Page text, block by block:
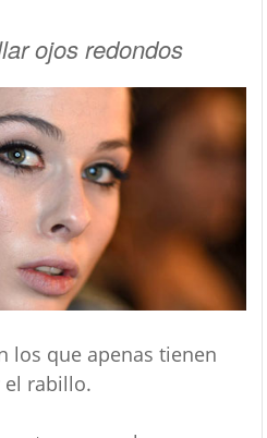
ojos redondos
los que apenas tienen
el rabillo.